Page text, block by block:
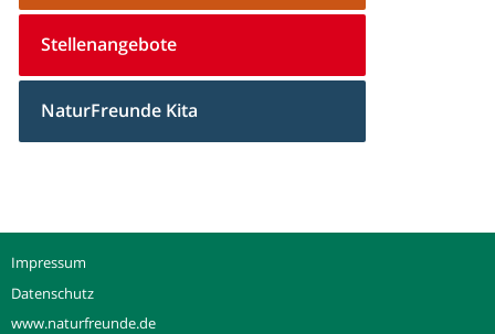
Stellenangebote
NaturFreunde Kita
Impressum
Datenschutz
www.naturfreunde.de